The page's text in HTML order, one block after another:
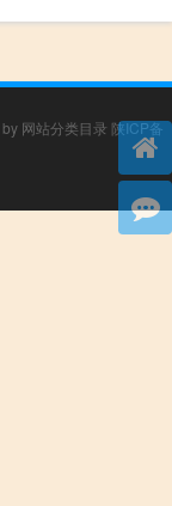
网站分类目录 陕ICP备